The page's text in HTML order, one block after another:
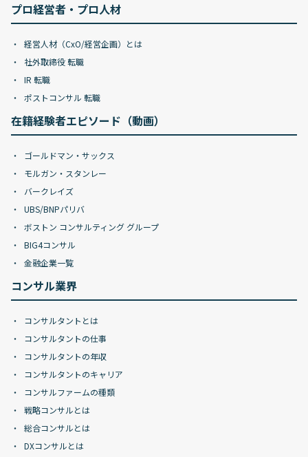
プロ経営者・プロ人材
経営人材（CxO/経営企画）とは
社外取締役 転職
IR 転職
ポストコンサル 転職
在籍経験者エピソード（動画）
ゴールドマン・サックス
モルガン・スタンレー
バークレイズ
UBS/BNPパリバ
ボストン コンサルティング グループ
BIG4コンサル
金融企業一覧
コンサル業界
コンサルタントとは
コンサルタントの仕事
コンサルタントの年収
コンサルタントのキャリア
コンサルファームの種類
戦略コンサルとは
総合コンサルとは
DXコンサルとは